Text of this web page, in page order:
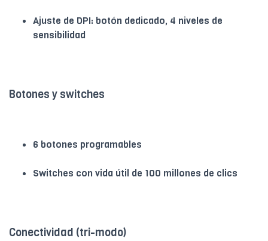
Ajuste de DPI: botón dedicado, 4 niveles de
sensibilidad
Botones y switches
6 botones programables
Switches con vida útil de 100 millones de clics
Conectividad (tri-modo)